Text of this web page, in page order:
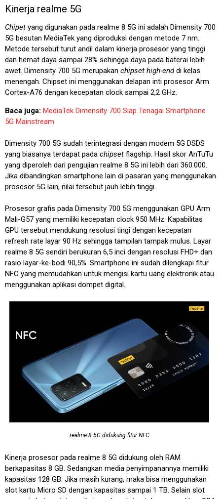
Kinerja realme 5G
Chipet yang digunakan pada realme 8 5G ini adalah Dimensity 700
5G besutan MediaTek yang diproduksi dengan metode 7 nm.
Metode tersebut turut andil dalam kinerja prosesor yang tinggi
dan hemat daya sampai 28% sehingga daya pada baterai lebih
awet. Dimensity 700 5G merupakan chipset high-enddi kelas
menengah. Chipset ini menggunakan delapan inti prosesor Arm
Cortex-A76 dengan kecepatan clock sampai 2,2 GHz.
Baca juga: MediaTek Dimensity 700 Siap Tenagai Smartphone
5G Mainstream
Dimensity 700 5G sudah terintegrasi dengan modem 5G DSDS
yang biasanya terdapat pada chipset flagship. Hasil skor AnTuTu
yang diperoleh dari pengujian realme 8 5G ini lebih dari 360.000.
Jika dibandingkan smartphone lain di pasaran yang menggunakan
prosesor 5G lain, nilai tersebut jauh lebih tinggi.
Prosesor grafis pada Dimensity 700 5G menggunakan GPU Arm
Mali-G57 yang memiliki kecepatan clock 950 MHz. Kapabilitas
GPU tersebut mendukung resolusi tingi dengan kecepatan
refresh rate layar 90 Hz sehingga tampilan tampak mulus. Layar
realme 8 5G sendiri berukuran 6,5 inci dengan resolusi FHD+ dan
rasio layar-ke-bodi 90,5%. Smartphone ini sudah dilengkapi fitur
NFC yang memudahkan untuk mengisi kartu uang elektronik atau
menggunakan aplikasi dompet digital.
realme 8 5G didukung fitur NFC
Kinerja prosesor pada realme 8 5G didukung oleh RAM
berkapasitas 8 GB. Sedangkan media penyimpanannya memiliki
kapasitas 128 GB. Jika masih kurang, maka bisa menggunakan
slot kartu Micro SD dengan kapasitas sampai 1 TB. Selain slot